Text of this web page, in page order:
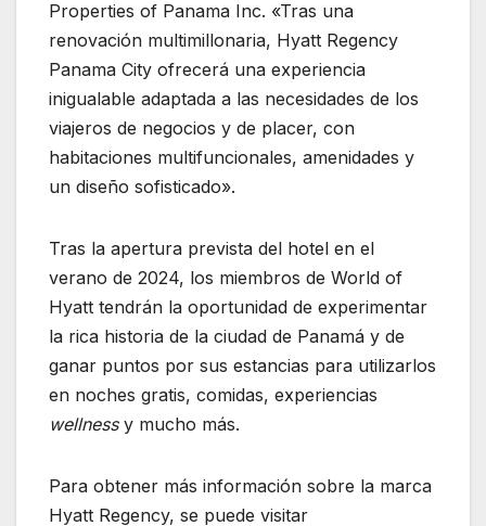
Properties of Panama Inc. «Tras una
renovación multimillonaria, Hyatt Regency
Panama City ofrecerá una experiencia
inigualable adaptada a las necesidades de los
viajeros de negocios y de placer, con
habitaciones multifuncionales, amenidades y
un diseño sofisticado».
Tras la apertura prevista del hotel en el
verano de 2024, los miembros de World of
Hyatt tendrán la oportunidad de experimentar
la rica historia de la ciudad de Panamá y de
ganar puntos por sus estancias para utilizarlos
en noches gratis, comidas, experiencias
wellnessy mucho más.
Para obtener más información sobre la marca
Hyatt Regency, se puede visitar